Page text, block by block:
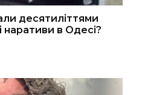
десятиліттями
наративи в Одесі?